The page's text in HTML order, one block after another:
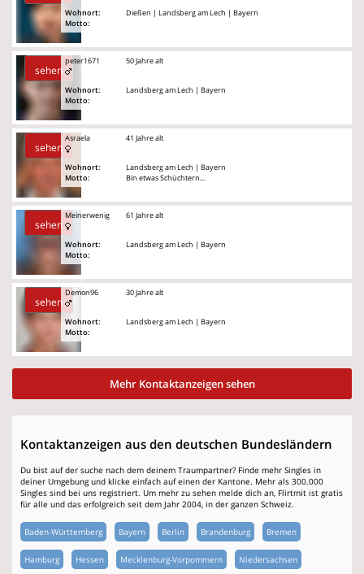
Wohnort:
Motto:
Dießen | Landsberg am Lech | Bayern
sehen
peter1671
Wohnort:
Motto:
50 Jahre alt
Landsberg am Lech | Bayern
sehen
Asraela
Wohnort:
Motto:
41 Jahre alt
Landsberg am Lech | Bayern
Bin etwas Schüchtern...
sehen
Meinerwenig
Wohnort:
Motto:
61 Jahre alt
Landsberg am Lech | Bayern
sehen
Demon96
Wohnort:
Motto:
30 Jahre alt
Landsberg am Lech | Bayern
Mehr Kontaktanzeigen sehen
Kontaktanzeigen aus den deutschen Bundesländern
Du bist auf der suche nach dem deinem Traumpartner? Finde mehr Singles in
deiner Umgebung und klicke einfach auf einen der Kantone. Mehr als 300.000
Singles sind bei uns registriert. Um mehr zu sehen melde dich an, Flirtmit ist gratis
für alle und das erfolgreich seit dem Jahr 2004, in der ganzen Schweiz.
Baden-Württemberg Bayern Berlin Brandenburg Bremen
Hamburg Hessen Mecklenburg-Vorpommern Niedersachsen